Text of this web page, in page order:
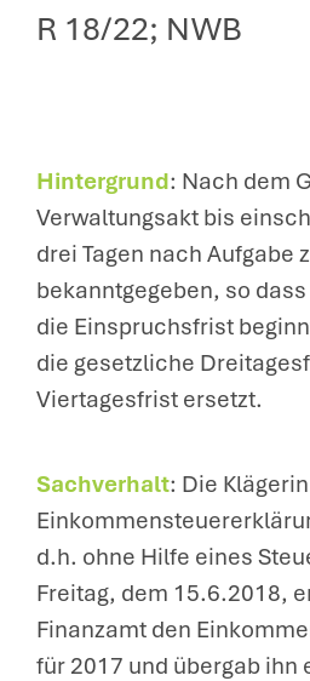
R 18/22; NWB
Hintergrund: Nach dem
Verwaltungsakt bis
drei Tagen nach Aufgabe
bekanntgegeben, so
die Einspruchsfrist
die gesetzliche
Viertagesfrist ersetzt.
Sachverhalt: Die
d.h. ohne Hilfe eines
Freitag, dem 15.6.2018,
Finanzamt den
für 2017 und übergab ihn